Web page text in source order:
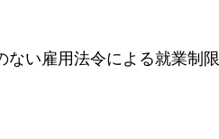
ない雇用法令による就業制限